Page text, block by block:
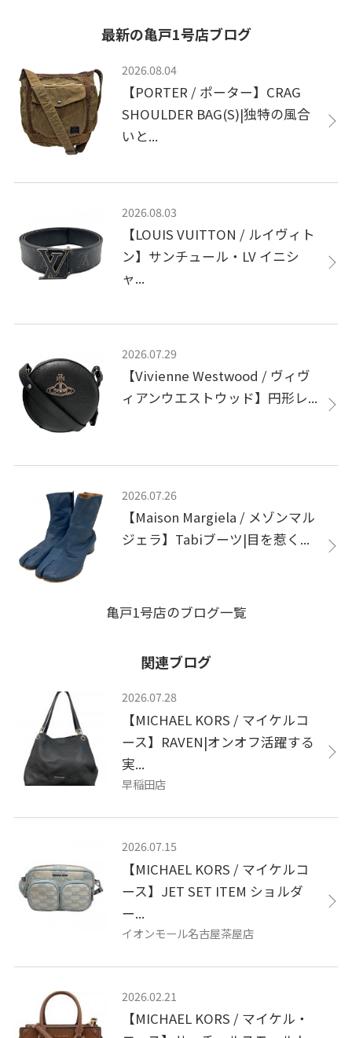
最新の亀戸1号店ブログ
2026.08.04
【PORTER / ポーター】CRAG
SHOULDER BAG(S)|独特の風合
いと...
2026.08.03
【LOUIS VUITTON / ルイヴィト
ン】サンチュール・LV イニシ
ャ...
2026.07.29
【Vivienne Westwood / ヴィヴ
ィアンウエストウッド】円形レ...
2026.07.26
【Maison Margiela / メゾンマル
ジェラ】Tabiブーツ|目を惹く...
亀戸1号店のブログ一覧
関連ブログ
2026.07.28
【MICHAEL KORS / マイケルコ
ース】RAVEN|オンオフ活躍する
実...
早稲田店
2026.07.15
【MICHAEL KORS / マイケルコ
ース】JET SET ITEM ショルダ
ー...
イオンモール名古屋茶屋店
2026.02.21
【MICHAEL KORS / マイケル・